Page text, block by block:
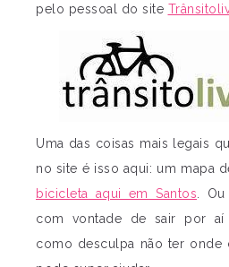
pelo pessoal do site
Uma das coisas mais legais
no site é isso aqui: um mapa
bicicleta aqui em Santos .
com vontade de sair por aí
como desculpa não ter onde